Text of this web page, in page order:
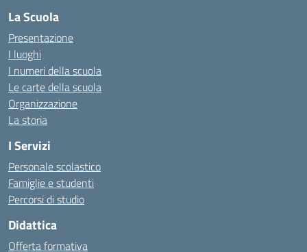
La Scuola
Presentazione
I luoghi
I numeri della scuola
Le carte della scuola
Organizzazione
La storia
I Servizi
Personale scolastico
Famiglie e studenti
Percorsi di studio
Didattica
Offerta formativa